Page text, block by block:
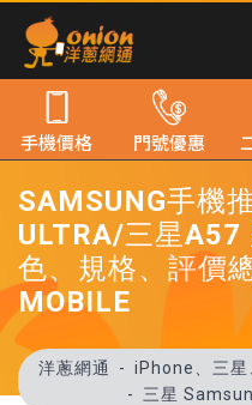
SAMSUNG手機
ULTRA/三星A57
色、規格、評價
MOBILE
洋蔥網通
iPhone、三星
三星
手機價格 門號優惠